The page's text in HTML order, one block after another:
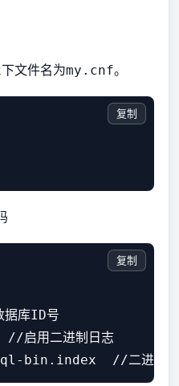
下文件名为my.cnf。
复制
库ID号
用二进制日志
复制